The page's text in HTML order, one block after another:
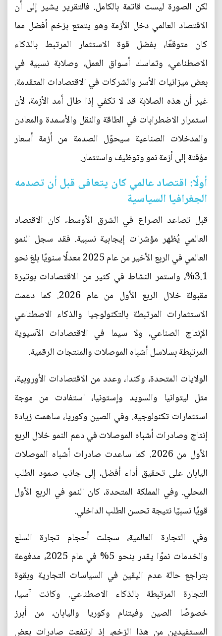
لكن الصورة ليست قاتمة بالكامل. فالتقرير يشير إلى أن
الاقتصاد العالمي دخل الأزمة وهو يتمتع بزخم أفضل مما
كان متوقعًا، بفضل قوة الاستثمار المرتبط بالذكاء
الاصطناعي، وتماسك أسواق العمل، وصلابة نسبية في
بعض ميزانيات الأسر والشركات في الاقتصادات المتقدمة.
غير أن هذه الصلابة قد لا تكفي إذا طال أمد الأزمة، لأن
استمرار الاضطرابات في الطاقة والنقل والأسمدة والمعادن
والمدخلات الصناعية سيحوّل الصدمة من أزمة أسعار
مؤقتة إلى أزمة نمو وتوظيف واستثمار.
أولًا: اقتصاد عالمي كان يتعافى قبل أن تصدمه
الجغرافيا السياسية
قبل تصاعد الصراع في الشرق الأوسط، كان الاقتصاد
العالمي يُظهر مؤشرات إيجابية نسبية. فقد سجل النمو
العالمي في الربع الأخير من عام 2025 معدلًا سنويًا بلغ نحو
3.1%، واستمر النشاط في كثير من الاقتصادات بوتيرة
مقبولة خلال الربع الأول من عام 2026. كما دعمت
الاستثمارات المرتبطة بالتكنولوجيا والذكاء الاصطناعي
الإنتاج الصناعي، ولا سيما في الاقتصادات الآسيوية
المرتبطة بسلاسل أشباه الموصلات والمنتجات الرقمية.
الولايات المتحدة، وكندا، وعدد من الاقتصادات الأوروبية،
مثل ليتوانيا والسويد وإستونيا، استفادت من موجة
استثمارات تكنولوجية. وفي الصين وكوريا، ساهمت زيادة
إنتاج وصادرات أشباه الموصلات في دعم النمو خلال الربع
الأول من 2026. كما ساعدت صادرات أشباه الموصلات
اليابان على تحقيق أداء أفضل، إلى جانب صمود الطلب
المحلي. وفي المملكة المتحدة، كان النمو في الربع الأول
قويًا نسبيًا نتيجة تحسن الطلب الداخلي.
وفي التجارة العالمية، سجلت أحجام تجارة السلع
والخدمات نموًا يقدر بنحو 5% في عام 2025، مدفوعة
بتراجع حالة عدم اليقين في السياسات التجارية وبقوة
التجارة المرتبطة بالذكاء الاصطناعي. وكانت آسيا،
خصوصًا الصين وفيتنام وكوريا واليابان، من أبرز
المستفيدين من هذا الزخم، إذ ارتفعت صادرات بعض